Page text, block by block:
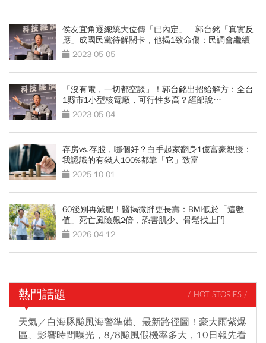
侯友宜角逐總統大位傳「已內定」 郭台銘「真實反
應」成國民黨待解關卡，他揭1致命傷：民調會繼續
跌 2023-05-05
「沒有電，一切都空談」！郭台銘出招給解方：全台
1縣市1小型核電廠，可行性多高？經部說…
2023-05-04
存房vs.存股，哪個好？白手起家翻身1億富豪親授：
我認識的有錢人100%都靠「它」致富
2025-10-01
60後別再減肥！醫揭微胖更長壽：BMI低於「這數
值」死亡風險飆2倍，恐害肌少、骨鬆找上門
2026-04-12
熱門話題 / HOT STORIES /
天氣／白海豚颱風海警準備、最新路徑圖！豪大雨紫爆
區、影響時間曝光，8/8颱風假機率多大，10日報先看